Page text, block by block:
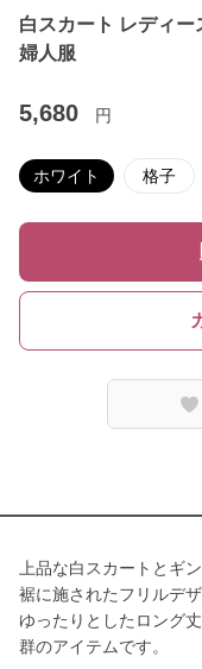
白スカート レディ
婦人服
5,680 円
ホワイト 格子
上品な白スカートとギ
裾に施されたフリルデ
ゆったりとしたロング
群のアイテムです。